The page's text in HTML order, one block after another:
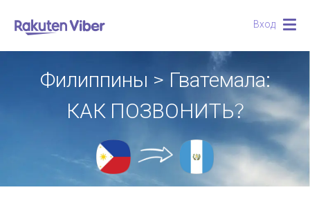
Вход
Филиппины > Гватемала:
КАК ПОЗВОНИТЬ?